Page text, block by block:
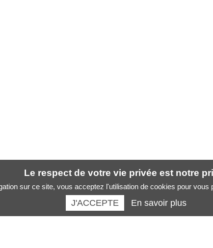
Le respect de votre vie privée est notre
sur ce site, vous acceptez l'utilisation de cookies pour
J'ACCEPTE En savoir plus